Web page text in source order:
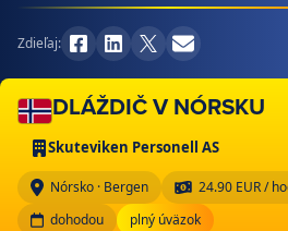
Zdieľaj:
DLÁŽDIČ V NÓRSKU
Skuteviken Personell AS
Nórsko · Bergen
24.90 EUR /
dohodou
plný úväzok